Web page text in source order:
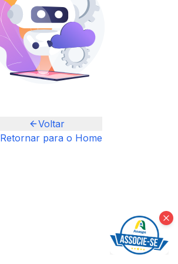
Voltar
Retornar para o Home